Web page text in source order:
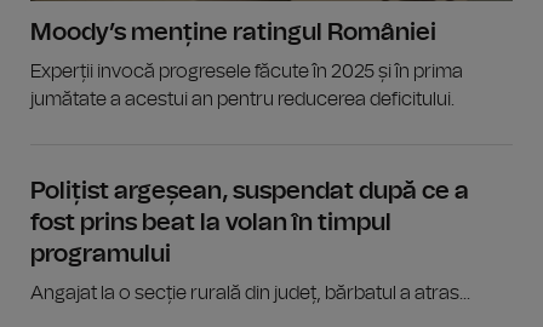
Moody’s menține ratingul României
Experții invocă progresele făcute în 2025 și în prima
jumătate a acestui an pentru reducerea deficitului.
Polițist argeșean, suspendat după ce a
fost prins beat la volan în timpul
programului
Angajat la o secție rurală din județ, bărbatul a atras...